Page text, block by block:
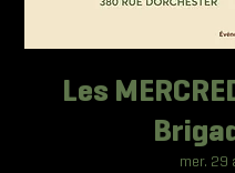
Les
mer. 29